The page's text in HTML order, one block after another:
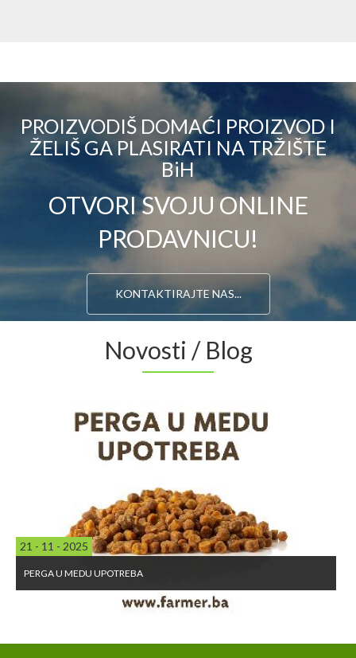
PROIZVODIŠ DOMAĆI PROIZVOD I
ŽELIŠ GA PLASIRATI NA TRŽIŠTE
BiH
OTVORI SVOJU ONLINE
PRODAVNICU!
KONTAKTIRAJTE NAS...
Novosti / Blog
21 - 11 - 2025
PERGA U MEDU UPOTREBA